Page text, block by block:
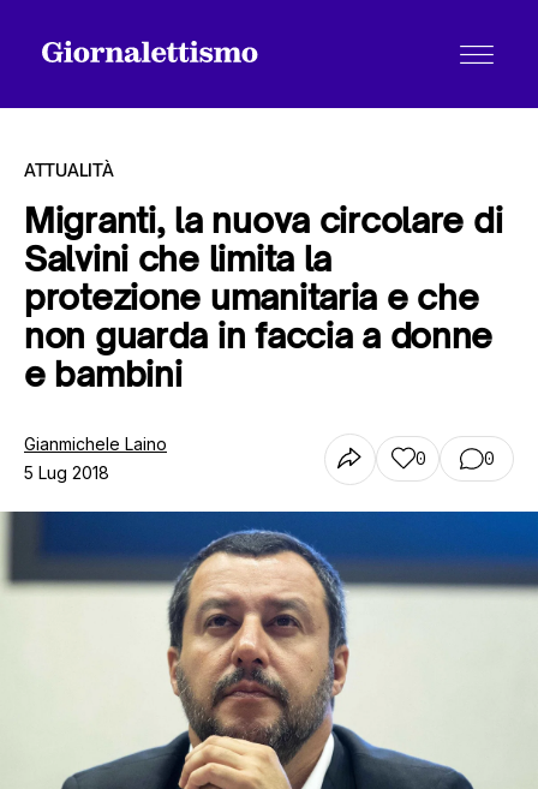
Tutti gli articoli
Chi siamo
Contatti
ATTUALITÀ
Migranti, la nuova circolare di
Salvini che limita la
protezione umanitaria e che
non guarda in faccia a donne
e bambini
Gianmichele Laino
5 Lug 2018
0 0